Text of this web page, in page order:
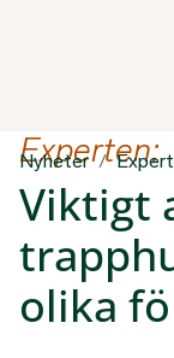
Nyheter
Experten:
Viktigt
olika